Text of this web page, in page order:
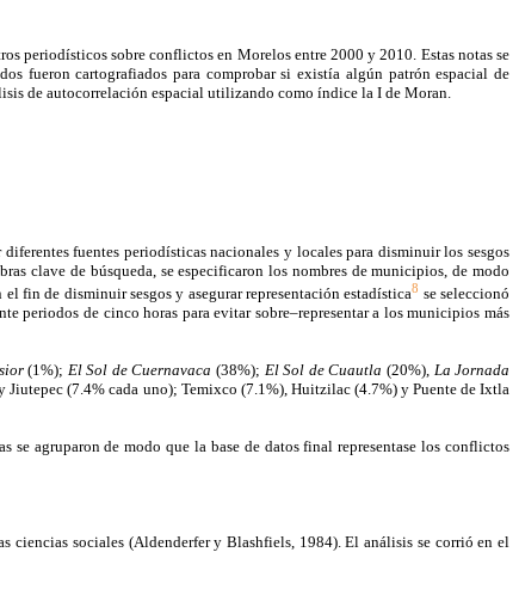
periodísticos sobre conflictos en Morelos entre 2000 y 2010. Estas notas se
fueron cartografiados para comprobar si existía algún patrón espacial de
de autocorrelación espacial utilizando como índice la I de Moran.
diferentes fuentes periodísticas nacionales y locales para disminuir los sesgos
clave de búsqueda, se especificaron los nombres de municipios, de modo
fin de disminuir sesgos y asegurar representación estadística8 se seleccionó
periodos de cinco horas para evitar sobre–representar a los municipios más
(1%); El Sol de Cuernavaca (38%); El Sol de Cuautla (20%), La Jornada
(7.4% cada uno); Temixco (7.1%), Huitzilac (4.7%) y Puente de Ixtla
se agruparon de modo que la base de datos final representase los conflictos
ciencias sociales (Aldenderfer y Blashfiels, 1984). El análisis se corrió en el